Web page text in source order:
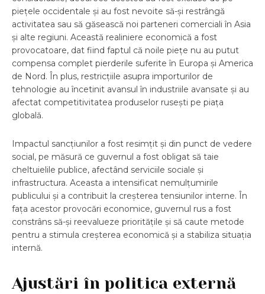
piețele occidentale și au fost nevoite să-și restrângă
activitatea sau să găsească noi parteneri comerciali în Asia
și alte regiuni. Această realiniere economică a fost
provocatoare, dat fiind faptul că noile piețe nu au putut
compensa complet pierderile suferite în Europa și America
de Nord. În plus, restricțiile asupra importurilor de
tehnologie au încetinit avansul în industriile avansate și au
afectat competitivitatea produselor rusești pe piața
globală.
Impactul sancțiunilor a fost resimțit și din punct de vedere
social, pe măsură ce guvernul a fost obligat să taie
cheltuielile publice, afectând serviciile sociale și
infrastructura. Aceasta a intensificat nemulțumirile
publicului și a contribuit la creșterea tensiunilor interne. În
fața acestor provocări economice, guvernul rus a fost
constrâns să-și reevalueze prioritățile și să caute metode
pentru a stimula creșterea economică și a stabiliza situația
internă.
Ajustări în politica externă